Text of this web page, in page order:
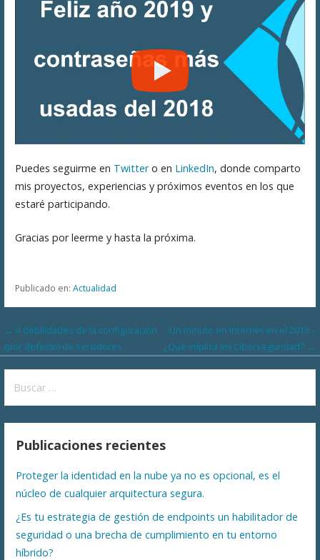
Puedes seguirme en Twittero en LinkedIn, donde comparto
mis proyectos, experiencias y próximos eventos en los que
estaré participando.
Gracias por leerme y hasta la próxima.
Publicado en: Actualidad
Navegación
de
entradas
← 4 debilidades de la configuración
(por defecto) de servidores
Un minuto en Internet en el 2018 –
¿Qué implica en Ciberseguridad? →
Publicaciones recientes
Proteger la identidad en la nube ya no es opcional, es el
núcleo de cualquier arquitectura segura.
¿Es tu estrategia de gestión de endpoints un habilitador de
seguridad o una brecha de cumplimiento en tu entorno
híbrido?